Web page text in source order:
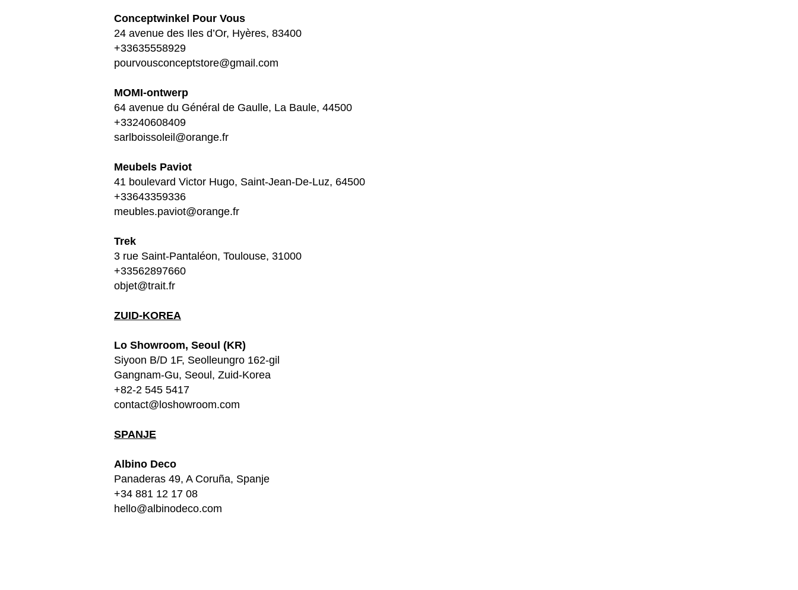
Conceptwinkel Pour Vous
24 avenue des Iles d’Or, Hyères, 83400
+33635558929
pourvousconceptstore@gmail.com
MOMI-ontwerp
64 avenue du Général de Gaulle, La Baule, 44500
+33240608409
sarlboissoleil@orange.fr
Meubels Paviot
41 boulevard Victor Hugo, Saint-Jean-De-Luz, 64500
+33643359336
meubles.paviot@orange.fr
Trek
3 rue Saint-Pantaléon, Toulouse, 31000
+33562897660
objet@trait.fr
ZUID-KOREA
Lo Showroom, Seoul (KR)
Siyoon B/D 1F, Seolleungro 162-gil
Gangnam-Gu, Seoul, Zuid-Korea
+82-2 545 5417
contact@loshowroom.com
SPANJE
Albino Deco
Panaderas 49, A Coruña, Spanje
+34 881 12 17 08
hello@albinodeco.com